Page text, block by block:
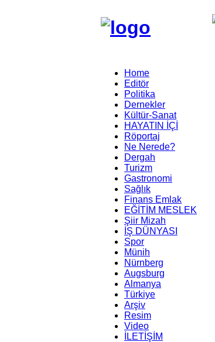
Home
Editör
Politika
Dernekler
Kültür-Sanat
HAYATIN İÇİ
Röportaj
Ne Nerede?
Dergah
Turizm
Gastronomi
Sağlık
Finans Emlak
EĞİTİM MESLEK
Şiir Mizah
İŞ DÜNYASI
Spor
Münih
Nürnberg
Augsburg
Almanya
Türkiye
Arşiv
Resim
Video
İLETİŞİM